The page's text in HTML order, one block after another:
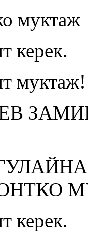
муктаж
керек.
муктаж!
керек.